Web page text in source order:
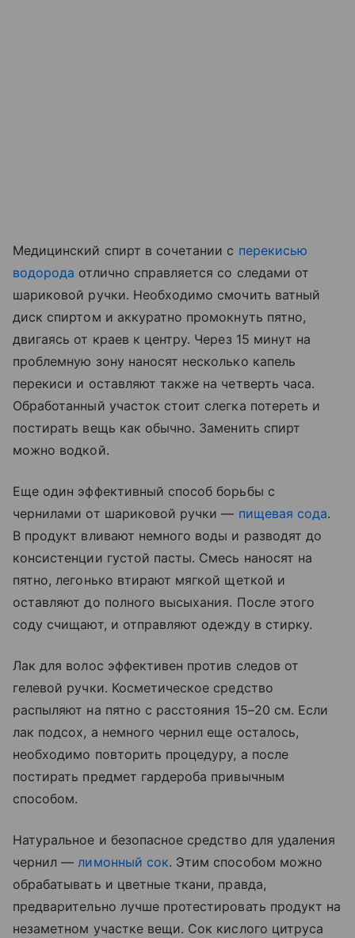
Медицинский спирт в сочетании с перекисью
водорода отлично справляется со следами от
шариковой ручки. Необходимо смочить ватный
диск спиртом и аккуратно промокнуть пятно,
двигаясь от краев к центру. Через 15 минут на
проблемную зону наносят несколько капель
перекиси и оставляют также на четверть часа.
Обработанный участок стоит слегка потереть и
постирать вещь как обычно. Заменить спирт
можно водкой.
Еще один эффективный способ борьбы с
чернилами от шариковой ручки — пищевая сода.
В продукт вливают немного воды и разводят до
консистенции густой пасты. Смесь наносят на
пятно, легонько втирают мягкой щеткой и
оставляют до полного высыхания. После этого
соду счищают, и отправляют одежду в стирку.
Лак для волос эффективен против следов от
гелевой ручки. Косметическое средство
распыляют на пятно с расстояния 15–20 см. Если
лак подсох, а немного чернил еще осталось,
необходимо повторить процедуру, а после
постирать предмет гардероба привычным
способом.
Натуральное и безопасное средство для удаления
чернил —лимонный сок. Этим способом можно
обрабатывать и цветные ткани, правда,
предварительно лучше протестировать продукт на
незаметном участке вещи. Сок кислого цитруса